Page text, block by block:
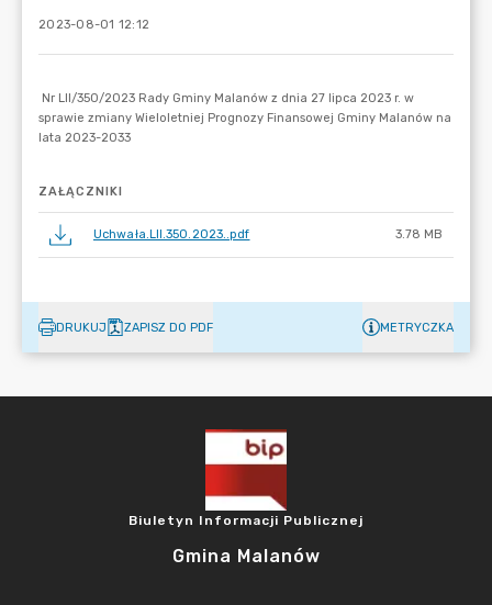
2023-08-01 12:12
ZAŁĄCZNIKI
Uchwała.LII.350.2023..pdf 3.78 MB
DRUKUJ ZAPISZ DO PDF METRYCZKA
Biuletyn Informacji Publicznej
Gmina Malanów